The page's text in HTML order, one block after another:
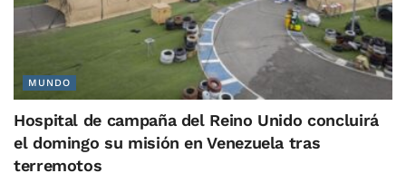
MUNDO
Hospital de campaña del Reino Unido concluirá
el domingo su misión en Venezuela tras
terremotos